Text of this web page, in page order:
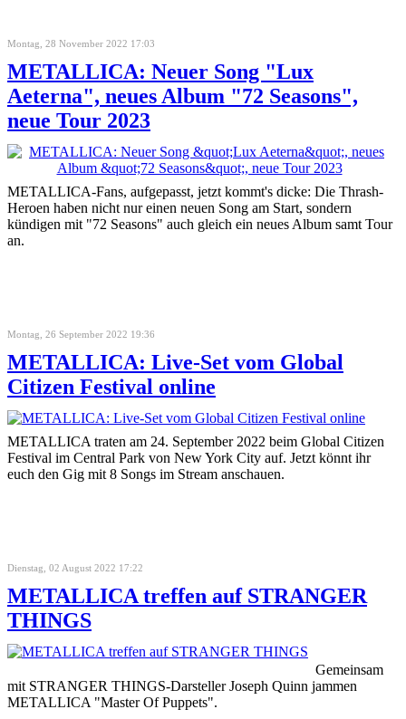
Montag, 28 November 2022 17:03
METALLICA: Neuer Song "Lux
Aeterna", neues Album "72 Seasons",
neue Tour 2023
METALLICA-Fans, aufgepasst, jetzt kommt's dicke: Die Thrash-
Heroen haben nicht nur einen neuen Song am Start, sondern
kündigen mit "72 Seasons" auch gleich ein neues Album samt Tour
an.
Montag, 26 September 2022 19:36
METALLICA: Live-Set vom Global
Citizen Festival online
METALLICA traten am 24. September 2022 beim Global Citizen
Festival im Central Park von New York City auf. Jetzt könnt ihr
euch den Gig mit 8 Songs im Stream anschauen.
Dienstag, 02 August 2022 17:22
METALLICA treffen auf STRANGER
THINGS
Gemeinsam
mit STRANGER THINGS-Darsteller Joseph Quinn jammen
METALLICA "Master Of Puppets".